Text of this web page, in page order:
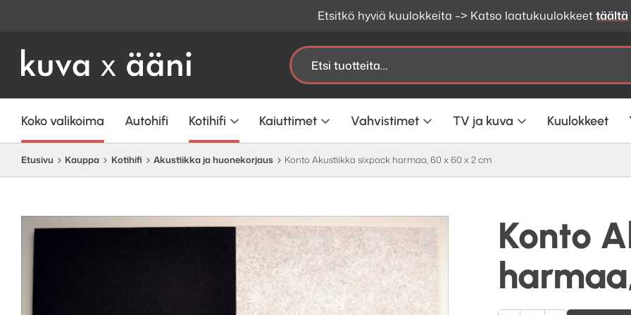
Etsitkö hyviä kuulokkeita –> Katso laatukuulokkeettäältä
Etsi:
Koko valikoima Autohifi Kotihifi Kaiuttimet Vahvistimet TV ja kuva Kuulokkeet
Etusivu Kauppa Kotihifi Akustiikka ja huonekorjaus Konto Akustiikka sixpack harmaa, 60 x 60 x 2 cm
Konto